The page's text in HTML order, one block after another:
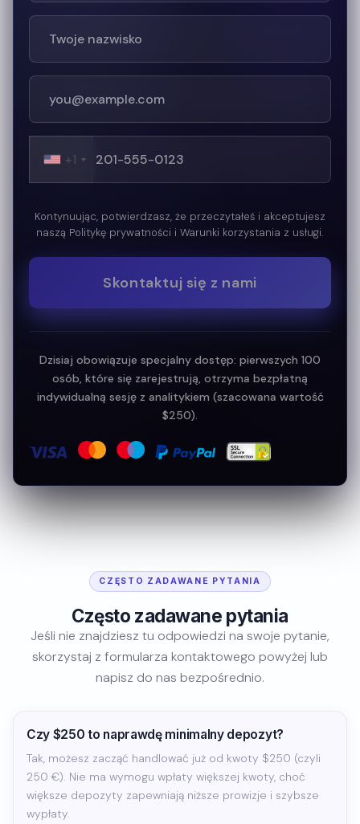
+1
Kontynuując, potwierdzasz, że przeczytałeś i akceptujesz
naszą Politykę prywatności i Warunki korzystania z usługi.
Skontaktuj się z nami
Dzisiaj obowiązuje specjalny dostęp: pierwszych 100
osób, które się zarejestrują, otrzyma bezpłatną
indywidualną sesję z analitykiem (szacowana wartość
$250).
CZĘSTO ZADAWANE PYTANIA
Często zadawane pytania
Jeśli nie znajdziesz tu odpowiedzi na swoje pytanie,
skorzystaj z formularza kontaktowego powyżej lub
napisz do nas bezpośrednio.
Czy $250 to naprawdę minimalny depozyt?
Tak, możesz zacząć handlować już od kwoty $250 (czyli
250 €). Nie ma wymogu wpłaty większej kwoty, choć
większe depozyty zapewniają niższe prowizje i szybsze
wypłaty.